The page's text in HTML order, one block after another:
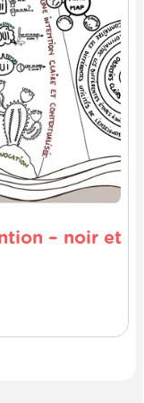
de faire des
que
n'est pas
c'est
alors
là,
y!
– noir et